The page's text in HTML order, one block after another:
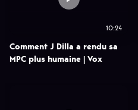
10:24
Comment J Dilla a rendu sa
MPC plus humaine | Vox